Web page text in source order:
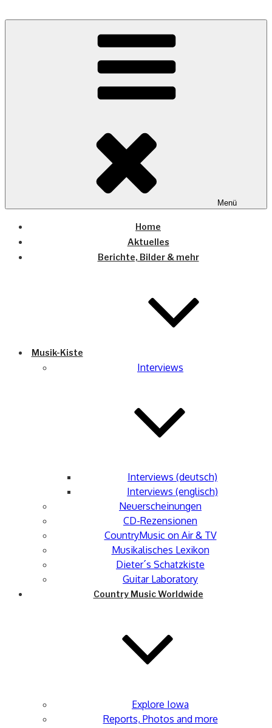
COUNTRYHOME
Wo die (Country-) Musik Zuhause ist
Menü
Home
Aktuelles
Berichte, Bilder & mehr
Musik-Kiste
Interviews
Interviews (deutsch)
Interviews (englisch)
Neuerscheinungen
CD-Rezensionen
CountryMusic on Air & TV
Musikalisches Lexikon
Dieter´s Schatzkiste
Guitar Laboratory
Country Music Worldwide
Explore Iowa
Reports, Photos and more